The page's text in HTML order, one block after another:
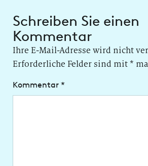
Schreiben Sie einen
Kommentar
Ihre E-Mail-Adresse wird nicht
Erforderliche Felder sind mit*
Kommentar *